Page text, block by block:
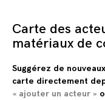
Carte des
matériaux de
Suggérez de
carte directement
« ajouter un acteur »